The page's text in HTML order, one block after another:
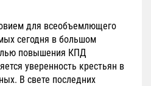
для всеобъемлющего
сегодня в большом
повышения КПД
уверенность крестьян в
В свете последних